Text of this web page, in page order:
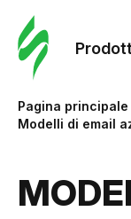
Pagina principale
Modelli di email